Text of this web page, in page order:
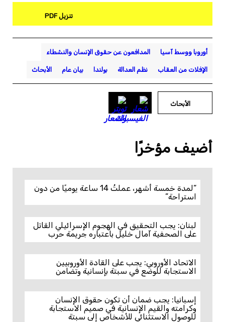
تنزيل PDF
أوروبا ووسط آسيا المدافعون عن حقوق الإنسان والنشطاء
الإفلات من العقاب نظم العدالة بولندا بيان عام الأبحاث
الأبحاث
أضيف مؤخرًا
“لمدة خمسة أشهر، عملتُ 14 ساعة يوميًا من دون
استراحة”
لبنان: يجب التحقيق في الهجوم الإسرائيلي القاتل
على الصحفية آمال خليل باعتباره جريمة حرب
الاتحاد الأوروبي: يجب على القادة الأوروبيين
الاستجابة للوضع في سبتة بإنسانية وتضامن
إسبانيا: يجب ضمان أن تكون حقوق الإنسان
وكرامته والقيم الإنسانية في صميم الاستجابة
للوصول الاستثنائي للأشخاص إلى سبتة